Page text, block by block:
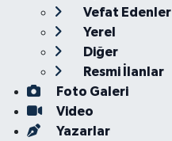
Vefat Edenler
Yerel
Diğer
Resmi İlanlar
Foto Galeri
Video
Yazarlar